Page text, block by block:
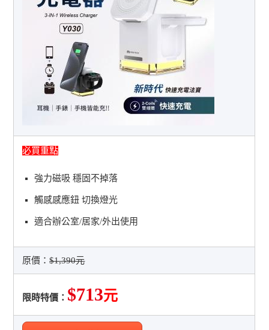
必買重點
強力磁吸 穩固不掉落
觸感感應鈕 切換燈光
適合辦公室/居家/外出使用
原價：$1,390元
限時特價： $713元